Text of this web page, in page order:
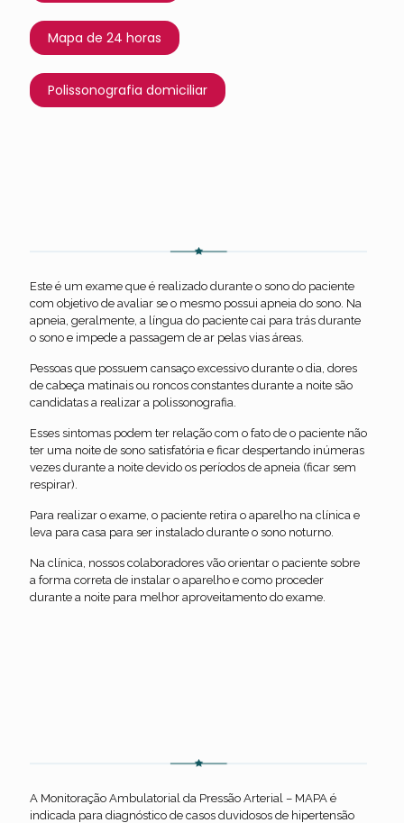
Mapa de 24 horas
Polissonografia domiciliar
Este é um exame que é realizado durante o sono do paciente
com objetivo de avaliar se o mesmo possui apneia do sono. Na
apneia, geralmente, a língua do paciente cai para trás durante
o sono e impede a passagem de ar pelas vias áreas.
Pessoas que possuem cansaço excessivo durante o dia, dores
de cabeça matinais ou roncos constantes durante a noite são
candidatas a realizar a polissonografia.
Esses sintomas podem ter relação com o fato de o paciente não
ter uma noite de sono satisfatória e ficar despertando inúmeras
vezes durante a noite devido os períodos de apneia (ficar sem
respirar).
Para realizar o exame, o paciente retira o aparelho na clínica e
leva para casa para ser instalado durante o sono noturno.
Na clínica, nossos colaboradores vão orientar o paciente sobre
a forma correta de instalar o aparelho e como proceder
durante a noite para melhor aproveitamento do exame.
A Monitoração Ambulatorial da Pressão Arterial – MAPA é
indicada para diagnóstico de casos duvidosos de hipertensão